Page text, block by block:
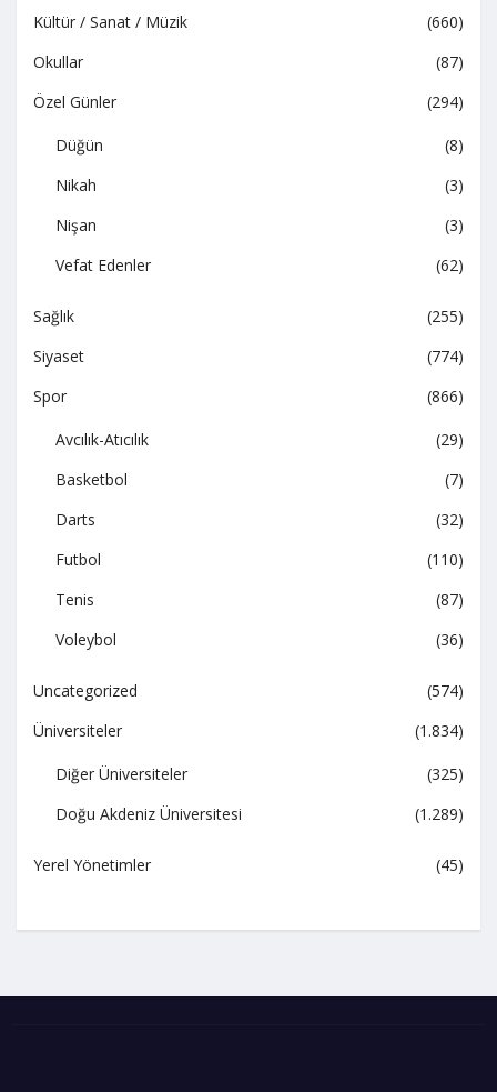
Kültür / Sanat / Müzik
(660)
Okullar
(87)
Özel Günler
(294)
Düğün
(8)
Nikah
(3)
Nişan
(3)
Vefat Edenler
(62)
Sağlık
(255)
Siyaset
(774)
Spor
(866)
Avcılık-Atıcılık
(29)
Basketbol
(7)
Darts
(32)
Futbol
(110)
Tenis
(87)
Voleybol
(36)
Uncategorized
(574)
Üniversiteler
(1.834)
Diğer Üniversiteler
(325)
Doğu Akdeniz Üniversitesi
(1.289)
Yerel Yönetimler (45)